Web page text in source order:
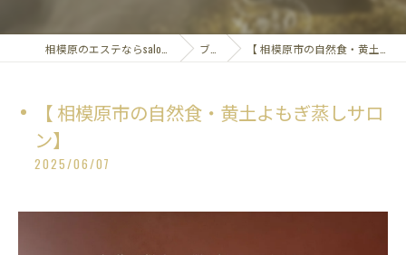
ブログ 【 相模原市の自然食・黄土よもぎ蒸しサロン】
【 相模原市の自然食・黄土よもぎ蒸しサロ
ン】
2025/06/07